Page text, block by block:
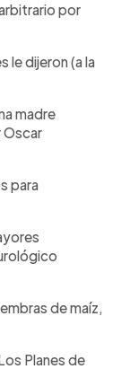
por
le dijeron (a la
madre
Oscar
para
de maíz,
Planes de